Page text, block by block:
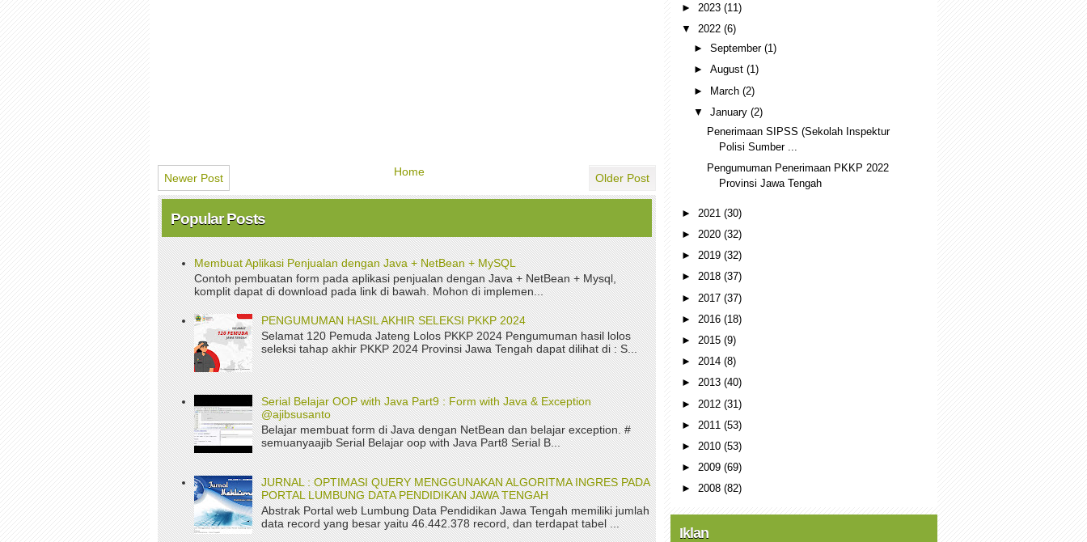
Newer Post Older Post
Home
Popular Posts
Membuat Aplikasi Penjualan dengan Java + NetBean + MySQL
Contoh pembuatan form pada aplikasi penjualan dengan Java + NetBean + Mysql,
komplit dapat di download pada link di bawah. Mohon di implemen...
PENGUMUMAN HASIL AKHIR SELEKSI PKKP 2024
Selamat 120 Pemuda Jateng Lolos PKKP 2024 Pengumuman hasil lolos
seleksi tahap akhir PKKP 2024 Provinsi Jawa Tengah dapat dilihat di : S...
Serial Belajar OOP with Java Part9 : Form with Java & Exception
@ajibsusanto
Belajar membuat form di Java dengan NetBean dan belajar exception. #
semuanyaajib Serial Belajar oop with Java Part8 Serial B...
JURNAL : OPTIMASI QUERY MENGGUNAKAN ALGORITMA INGRES PADA
PORTAL LUMBUNG DATA PENDIDIKAN JAWA TENGAH
Abstrak Portal web Lumbung Data Pendidikan Jawa Tengah memiliki jumlah
data record yang besar yaitu 46.442.378 record, dan terdapat tabel ...
► 2023 (11)
▼ 2022 (6)
►September(1)
►August(1)
► March(2)
▼January(2)
Penerimaan SIPSS (Sekolah Inspektur
Polisi Sumber ...
Pengumuman Penerimaan PKKP 2022
Provinsi Jawa Tengah
► 2021 (30)
► 2020 (32)
► 2019 (32)
► 2018 (37)
► 2017 (37)
► 2016 (18)
► 2015 (9)
► 2014 (8)
► 2013 (40)
► 2012 (31)
► 2011 (53)
► 2010 (53)
► 2009 (69)
► 2008 (82)
Iklan